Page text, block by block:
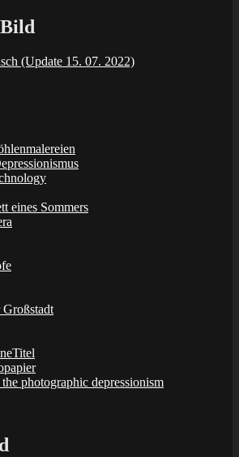
(Update 15. 07. 2022)
eines Sommers
photographic depressionism